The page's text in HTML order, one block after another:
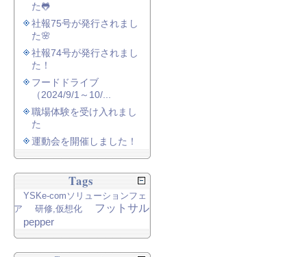
た🐸
社報75号が発行されまし
た🌸
社報74号が発行されまし
た！
フードドライブ
（2024/9/1～10/...
職場体験を受け入れまし
た
運動会を開催しました！
Tags
YSKe-comソリューションフェ
ア
研修,仮想化
フットサル
pepper